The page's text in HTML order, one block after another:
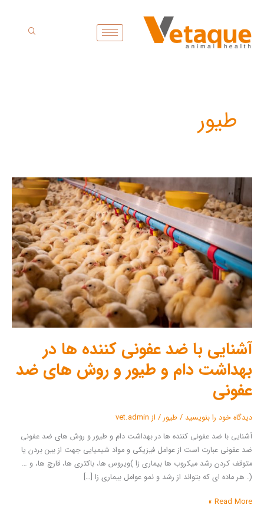
محتوا
طیور
آشنایی با ضد عفونی کننده ها در
بهداشت دام و طیور و روش های ضد
عفونی
دیدگاه‌ خود را بنویسید / طیور/ از vet.admin
آشنایی با ضد عفونی کننده ها در بهداشت دام و طیور و روش های ضد عفونی
ضد عفونی عبارت است از عوامل فیزیکی و مواد شیمیایی جهت از بین بردن یا
متوقف کردن رشد میکروب ها بیماری زا )ویروس ها، باکتری ها، قارچ ها، و …
(. هر ماده ای که بتواند از رشد و نمو عوامل بیماری زا […]
آشنایی
ضد
عفونی
ها
در
بهداشت
دام
و
طیور
روش
ضد
عفونی
Read More »